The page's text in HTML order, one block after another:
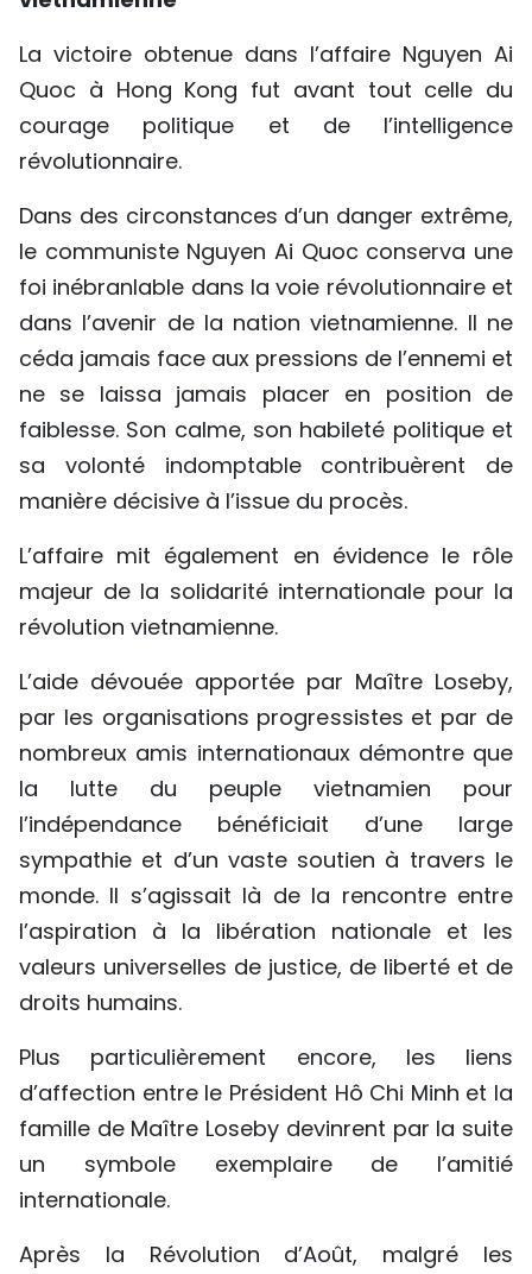
La victoire obtenue dans l’affaire Nguyen Ai
Quoc à Hong Kong fut avant tout celle du
courage politique et de l’intelligence
révolutionnaire.
Dans des circonstances d’un danger extrême,
le communiste Nguyen Ai Quoc conserva une
foi inébranlable dans la voie révolutionnaire et
dans l’avenir de la nation vietnamienne. Il ne
céda jamais face aux pressions de l’ennemi et
ne se laissa jamais placer en position de
faiblesse. Son calme, son habileté politique et
sa volonté indomptable contribuèrent de
manière décisive à l’issue du procès.
L’affaire mit également en évidence le rôle
majeur de la solidarité internationale pour la
révolution vietnamienne.
L’aide dévouée apportée par Maître Loseby,
par les organisations progressistes et par de
nombreux amis internationaux démontre que
la lutte du peuple vietnamien pour
l’indépendance bénéficiait d’une large
sympathie et d’un vaste soutien à travers le
monde. Il s’agissait là de la rencontre entre
l’aspiration à la libération nationale et les
valeurs universelles de justice, de liberté et de
droits humains.
Plus particulièrement encore, les liens
d’affection entre le Président Hô Chi Minh et la
famille de Maître Loseby devinrent par la suite
un symbole exemplaire de l’amitié
internationale.
Après la Révolution d’Août, malgré les